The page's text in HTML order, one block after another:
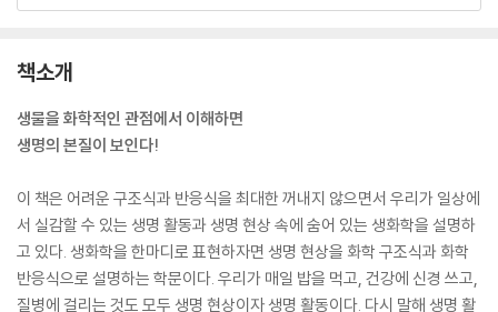
책소개
생물을 화학적인 관점에서 이해하면
생명의 본질이 보인다!
이 책은 어려운 구조식과 반응식을 최대한 꺼내지 않으면서 우리가 일상에
서 실감할 수 있는 생명 활동과 생명 현상 속에 숨어 있는 생화학을 설명하
고 있다. 생화학을 한마디로 표현하자면 생명 현상을 화학 구조식과 화학
반응식으로 설명하는 학문이다. 우리가 매일 밥을 먹고, 건강에 신경 쓰고,
질병에 걸리는 것도 모두 생명 현상이자 생명 활동이다. 다시 말해 생명 활